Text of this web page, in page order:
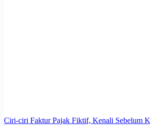
Ciri-ciri Faktur Pajak Fiktif, Kenali Sebelum